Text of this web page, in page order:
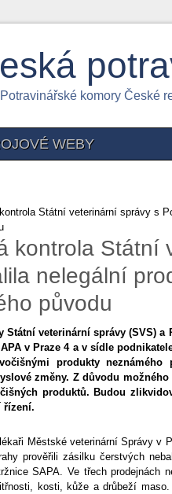
komory České
WEBY
Státní veterinární správy s
kontrola Státní
nelegální
původu
Státní veterinární správy (SVS) a
v Praze 4 a v sídle
produkty
změny. Z důvodu
produktů. Budou
řízení.
Městské veterinární Správy v
prověřili zásilku čerstvých
SAPA. Ve třech prodejnách
kosti, kůže a drůbeží